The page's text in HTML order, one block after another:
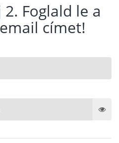
Foglald le a
címet!